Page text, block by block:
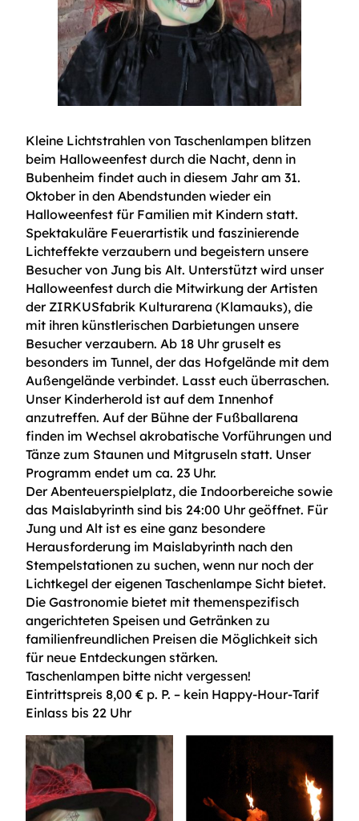
Kleine Lichtstrahlen von Taschenlampen blitzen
beim Halloweenfest durch die Nacht, denn in
Bubenheim findet auch in diesem Jahr am 31.
Oktober in den Abendstunden wieder ein
Halloweenfest für Familien mit Kindern statt.
Spektakuläre Feuerartistik und faszinierende
Lichteffekte verzaubern und begeistern unsere
Besucher von Jung bis Alt. Unterstützt wird unser
Halloweenfest durch die Mitwirkung der Artisten
der ZIRKUSfabrik Kulturarena (Klamauks), die
mit ihren künstlerischen Darbietungen unsere
Besucher verzaubern. Ab 18 Uhr gruselt es
besonders im Tunnel, der das Hofgelände mit dem
Außengelände verbindet. Lasst euch überraschen.
Unser Kinderherold ist auf dem Innenhof
anzutreffen. Auf der Bühne der Fußballarena
finden im Wechsel akrobatische Vorführungen und
Tänze zum Staunen und Mitgruseln statt. Unser
Programm endet um ca. 23 Uhr.
Der Abenteuerspielplatz, die Indoorbereiche sowie
das Maislabyrinth sind bis 24:00 Uhr geöffnet. Für
Jung und Alt ist es eine ganz besondere
Herausforderung im Maislabyrinth nach den
Stempelstationen zu suchen, wenn nur noch der
Lichtkegel der eigenen Taschenlampe Sicht bietet.
Die Gastronomie bietet mit themenspezifisch
angerichteten Speisen und Getränken zu
familienfreundlichen Preisen die Möglichkeit sich
für neue Entdeckungen stärken.
Taschenlampen bitte nicht vergessen!
Eintrittspreis 8,00 € p. P. – kein Happy-Hour-Tarif
Einlass bis 22 Uhr